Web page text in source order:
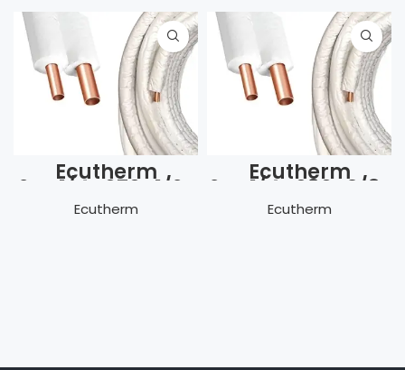
Ecutherm
2™-1/4″ 070+1/2″
070/ 9mm – B
Class
Ecutherm
Ecutherm
2™-1/4″ 080+3/8″
080/13mm – B
Class
Ecutherm